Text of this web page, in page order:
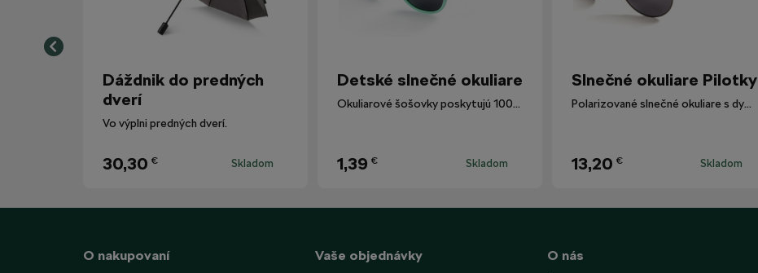
Dáždnik do predných
dverí
Vo výplni predných dverí.
30,30 € Skladom
Detské slnečné okuliare
Okuliarové šošovky poskytujú 100% ochranu proti UV žiareniu.
1,39 € Skladom
Slnečné okuliare Pilotky
Polarizované slnečné okuliare s dymovými sklami.
13,20 € Skladom
O nakupovaní
Vaše objednávky
O nás